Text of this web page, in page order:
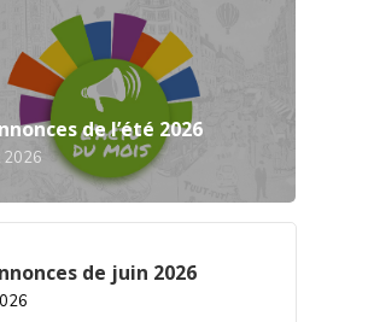
de l’été 2026
2026
de juin 2026